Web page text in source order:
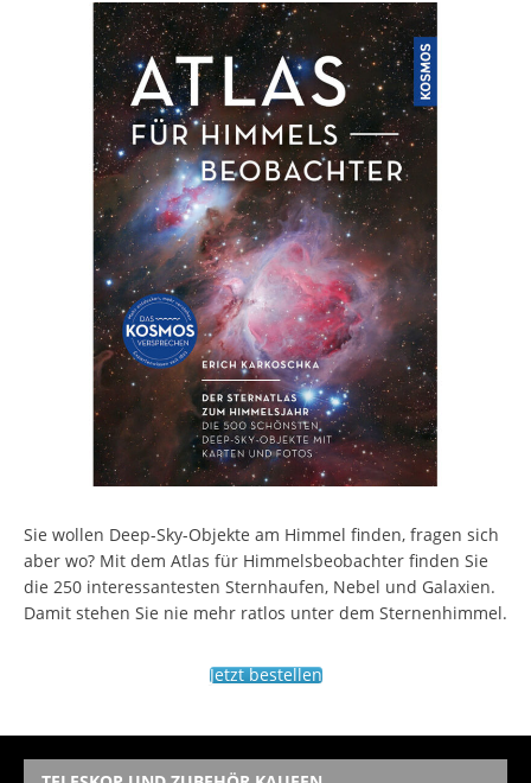
Sie wollen Deep-Sky-Objekte am Himmel finden, fragen sich
aber wo? Mit dem Atlas für Himmelsbeobachter finden Sie
die 250 interessantesten Sternhaufen, Nebel und Galaxien.
Damit stehen Sie nie mehr ratlos unter dem Sternenhimmel.
Jetzt bestellen